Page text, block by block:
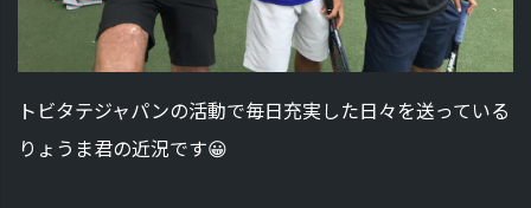
トビタテジャパンの活動で毎日充実した日々を送っている
りょうま君の近況です😀